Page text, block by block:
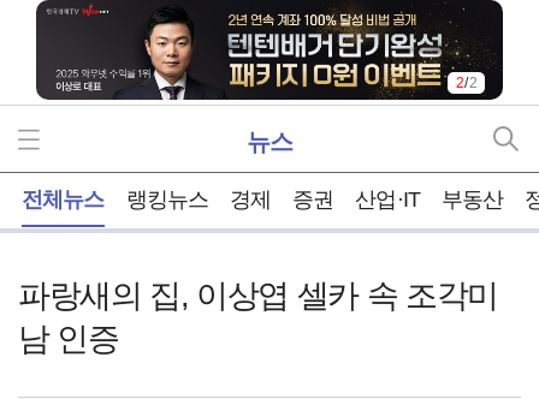
2/2
뉴스
전체뉴스 랭킹뉴스 경제 증권 산업·IT 부동산
파랑새의 집, 이상엽 셀카 속 조각미
남 인증